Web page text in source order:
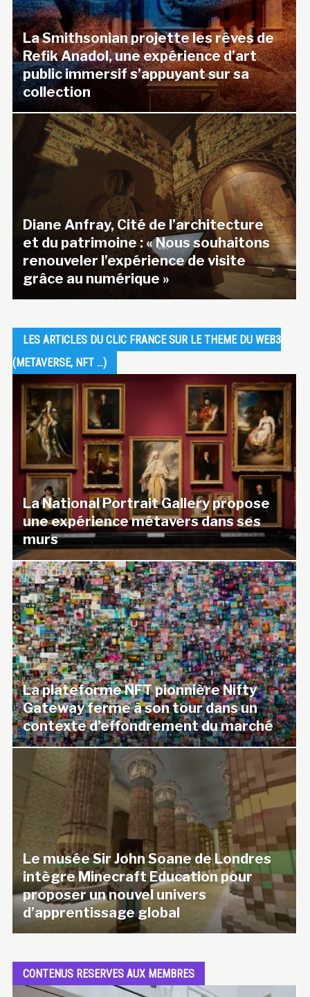
La Smithsonian projette les rêves de
Refik Anadol, une expérience d’art
public immersif s’appuyant sur sa
collection
Diane Anfray, Cité de l’architecture
et du patrimoine : « Nous souhaitons
renouveler l’expérience de visite
grâce au numérique »
LES ARTICLES DU CLIC FRANCE SUR LE THEME DU WEB3
(METAVERSE, NFT …)
La National Portrait Gallery propose
une expérience métavers dans ses
murs
La plateforme NFT pionnière Nifty
Gateway ferme à son tour dans un
contexte d’effondrement du marché
Le musée Sir John Soane de Londres
intègre Minecraft Education pour
proposer un nouvel univers
d’apprentissage global
CONTENUS RESERVES AUX MEMBRES